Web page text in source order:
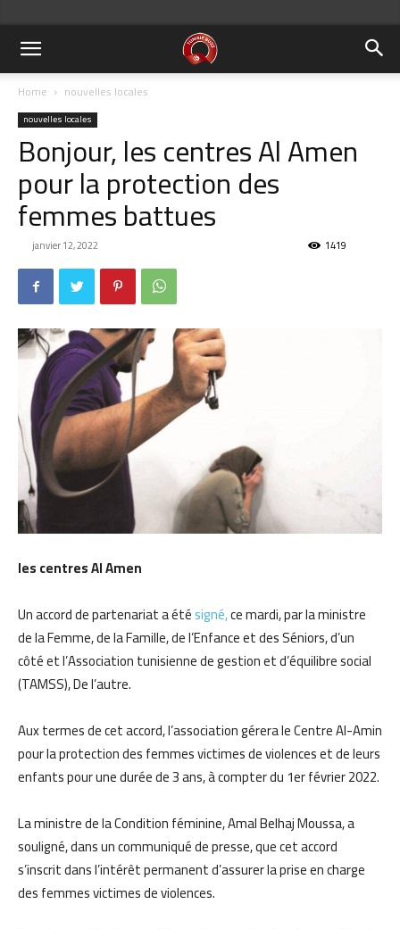
Home nouvelles locales
nouvelles locales
Bonjour, les centres Al Amen
pour la protection des
femmes battues
janvier 12, 2022 1419
les centres Al Amen
Un accord de partenariat a étésigné,ce mardi, par la ministre
de la Femme, de la Famille, de l’Enfance et des Séniors, d’un
côté et l’Association tunisienne de gestion et d’équilibre social
(TAMSS), De l’autre.
Aux termes de cet accord, l’association gérera le Centre Al-Amin
pour la protection des femmes victimes de violences et de leurs
enfants pour une durée de 3 ans, à compter du 1er février 2022.
La ministre de la Condition féminine, Amal Belhaj Moussa, a
souligné, dans un communiqué de presse, que cet accord
s’inscrit dans l’intérêt permanent d’assurer la prise en charge
des femmes victimes de violences.